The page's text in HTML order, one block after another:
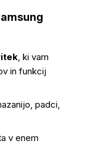
, ki vam
in funkcij
padci,
v enem